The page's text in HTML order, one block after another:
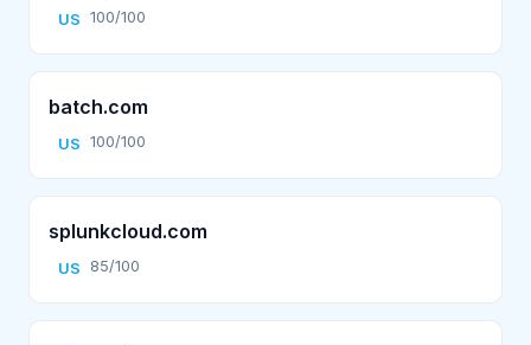
US 100/100
batch.com
US 100/100
splunkcloud.com
US 85/100